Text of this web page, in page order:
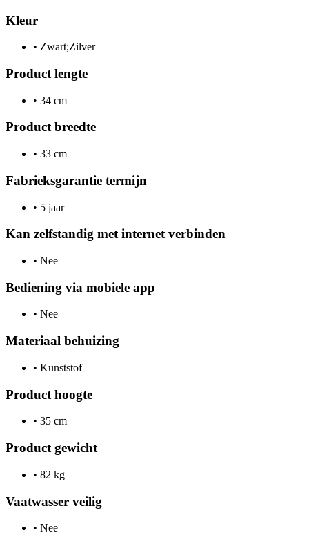
Kleur
• Zwart;Zilver
Product lengte
• 34 cm
Product breedte
• 33 cm
Fabrieksgarantie termijn
• 5 jaar
Kan zelfstandig met internet verbinden
• Nee
Bediening via mobiele app
• Nee
Materiaal behuizing
• Kunststof
Product hoogte
• 35 cm
Product gewicht
• 82 kg
Vaatwasser veilig
• Nee